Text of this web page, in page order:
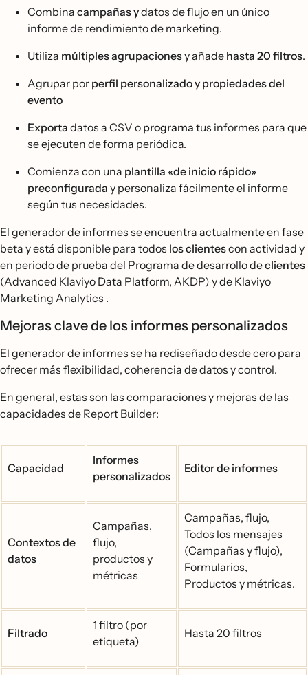
Combina campañas ydatos de flujo en un único
informe de rendimiento de marketing.
Utiliza múltiples agrupacionesy añade hasta 20 filtros.
Agrupar por perfil personalizado y propiedades del
evento
Exporta datos a CSV o programa tus informes para que
se ejecuten de forma periódica.
Comienza con una plantilla «de inicio rápido»
preconfigurada y personaliza fácilmente el informe
según tus necesidades.
El generador de informes se encuentra actualmente en fase
beta y está disponible para todos los clientescon actividad y
en periodo de prueba del Programa de desarrollo declientes
(Advanced Klaviyo Data Platform, AKDP) y de Klaviyo
Marketing Analytics .
Mejoras clave de los informes personalizados
El generador de informes se ha rediseñado desde cero para
ofrecer más flexibilidad, coherencia de datos y control.
En general, estas son las comparaciones y mejoras de las
capacidades de Report Builder:
Capacidad
Informes
personalizados
Editor de informes
Contextos de
datos
Campañas,
flujo,
productos y
métricas
Campañas, flujo,
Todos los mensajes
(Campañas y flujo),
Formularios,
Productos y métricas.
Filtrado
1 filtro (por
etiqueta)
Hasta 20 filtros